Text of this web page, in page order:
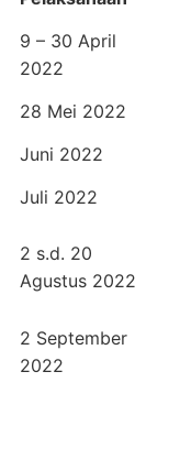
9 – 30 April
2022
28 Mei 2022
Juni 2022
Juli 2022
2 s.d. 20
Agustus 2022
2 September
2022